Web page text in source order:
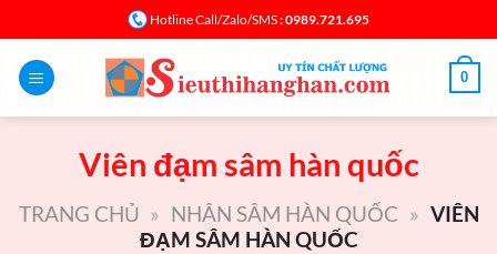
qua
nội
dung
Hotline Call/Zalo/SMS: 0989.721.695
0
Viên đạm sâm hàn quốc
TRANG CHỦ » NHÂN SÂM HÀN QUỐC » VIÊN
ĐẠM SÂM HÀN QUỐC